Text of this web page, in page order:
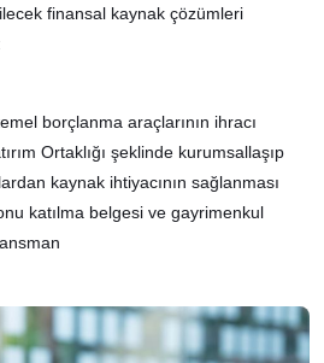
finansal kaynak çözümleri
borçlanma araçlarının ihracı
Ortaklığı şeklinde kurumsallaşıp
kaynak ihtiyacının sağlanması
katılma belgesi ve gayrimenkul